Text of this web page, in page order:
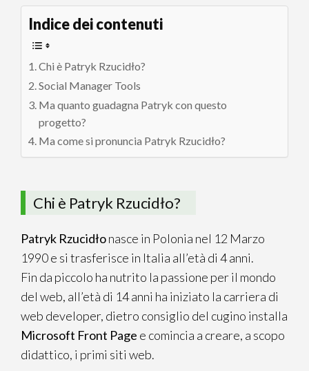
Indice dei contenuti
Chi è Patryk Rzucidło?
Social Manager Tools
Ma quanto guadagna Patryk con questo
progetto?
Ma come si pronuncia Patryk Rzucidło?
Chi è Patryk Rzucidło?
Patryk Rzucidłonasce in Polonia nel 12 Marzo
1990 e si trasferisce in Italia all’età di 4 anni.
Fin da piccolo ha nutrito la passione per il mondo
del web, all’età di 14 anni ha iniziato la carriera di
web developer, dietro consiglio del cugino installa
Microsoft Front Page e comincia a creare, a scopo
didattico, i primi siti web.